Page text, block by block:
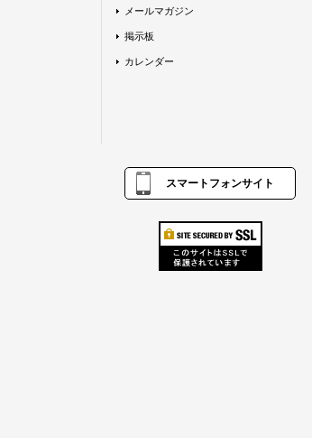
メールマガジン
掲示板
カレンダー
スマートフォンサイト